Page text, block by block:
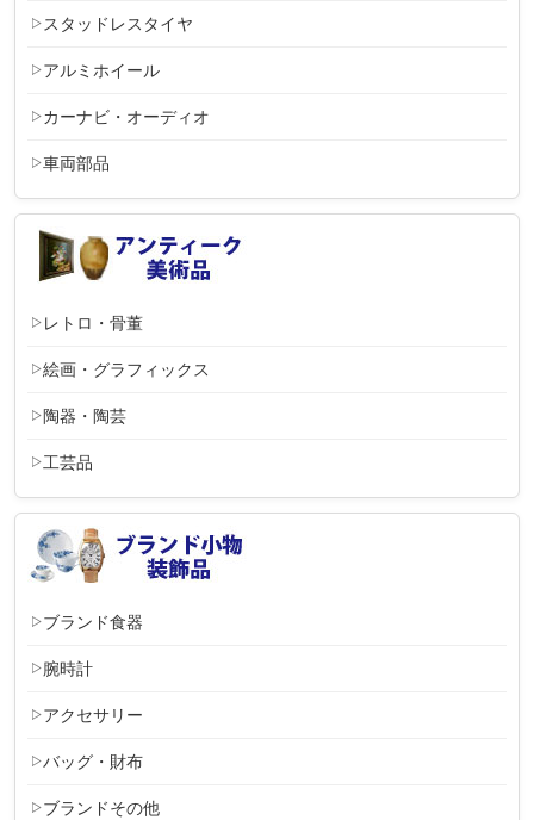
スタッドレスタイヤ
アルミホイール
カーナビ・オーディオ
車両部品
レトロ・骨董
絵画・グラフィックス
陶器・陶芸
工芸品
ブランド食器
腕時計
アクセサリー
バッグ・財布
ブランドその他